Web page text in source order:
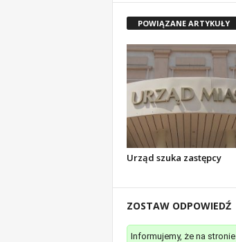
POWIĄZANE ARTYKUŁY
Urząd szuka zastępcy
ZOSTAW ODPOWIEDŹ
Informujemy, że na stronie